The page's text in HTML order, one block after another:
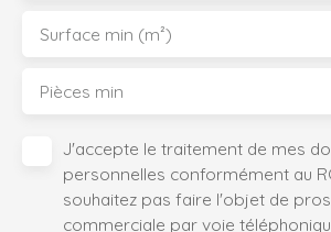
Surface min (m²)
Pièces min
J'accepte le traitement de mes
personnelles conformément au
souhaitez pas faire l'objet de
commerciale par voie